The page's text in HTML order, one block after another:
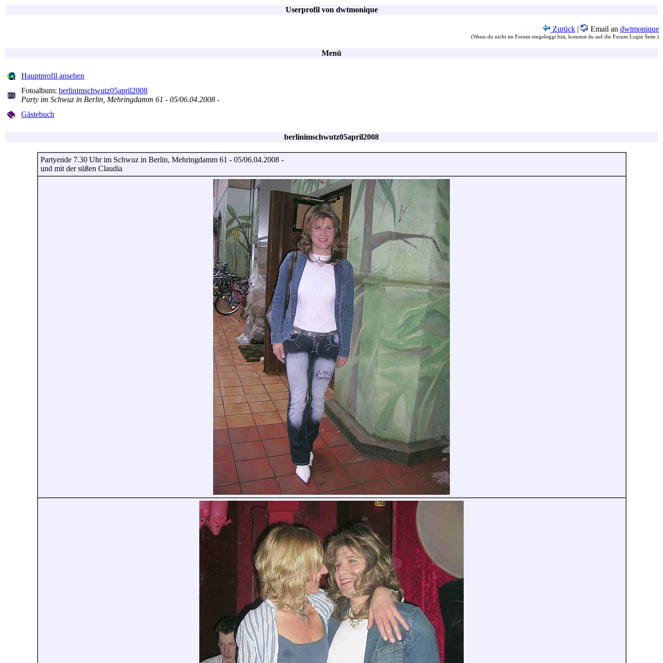
Userprofil von dwtmonique
Zurück | Email an dwtmonique
(Wenn du nicht im Forum eingeloggt bist, kommst du auf die Forum Login Seite.)
Menü
Hauptprofil ansehen
Fotoalbum: berlinimschwutz05april2008
Party im Schwuz in Berlin, Mehringdamm 61 - 05/06.04.2008 -
Gästebuch
berlinimschwutz05april2008
Partyende 7.30 Uhr im Schwuz in Berlin, Mehringdamm 61 - 05/06.04.2008 -
und mit der süßen Claudia